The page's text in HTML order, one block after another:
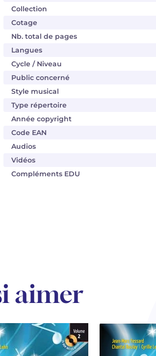
Collection
Cotage
Nb. total de pages
Langues
Cycle / Niveau
Public concerné
Style musical
Type répertoire
Année copyright
Code EAN
Audios
Vidéos
Compléments EDU
aimer